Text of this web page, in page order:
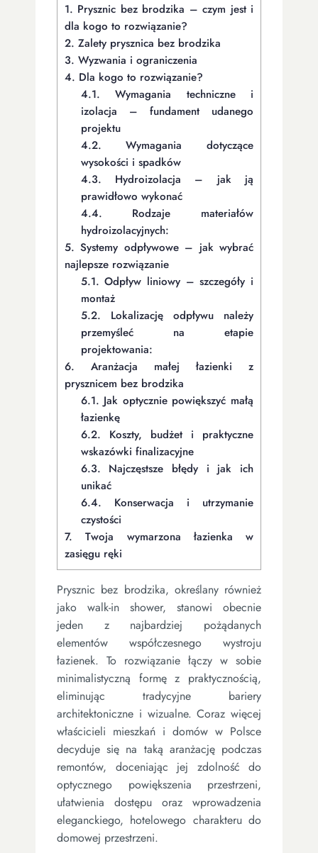
1. Prysznic bez brodzika – czym jest i
dla kogo to rozwiązanie?
2. Zalety prysznica bez brodzika
3. Wyzwania i ograniczenia
4. Dla kogo to rozwiązanie?
4.1. Wymagania techniczne i
izolacja – fundament udanego
projektu
4.2. Wymagania dotyczące
wysokości i spadków
4.3. Hydroizolacja – jak ją
prawidłowo wykonać
4.4. Rodzaje materiałów
hydroizolacyjnych:
5. Systemy odpływowe – jak wybrać
najlepsze rozwiązanie
5.1. Odpływ liniowy – szczegóły i
montaż
5.2. Lokalizację odpływu należy
przemyśleć na etapie
projektowania:
6. Aranżacja małej łazienki z
prysznicem bez brodzika
6.1. Jak optycznie powiększyć małą
łazienkę
6.2. Koszty, budżet i praktyczne
wskazówki finalizacyjne
6.3. Najczęstsze błędy i jak ich
unikać
6.4. Konserwacja i utrzymanie
czystości
7. Twoja wymarzona łazienka w
zasięgu ręki
Prysznic bez brodzika, określany również
jako walk-in shower, stanowi obecnie
jeden z najbardziej pożądanych
elementów współczesnego wystroju
łazienek. To rozwiązanie łączy w sobie
minimalistyczną formę z praktycznością,
eliminując tradycyjne bariery
architektoniczne i wizualne. Coraz więcej
właścicieli mieszkań i domów w Polsce
decyduje się na taką aranżację podczas
remontów, doceniając jej zdolność do
optycznego powiększenia przestrzeni,
ułatwienia dostępu oraz wprowadzenia
eleganckiego, hotelowego charakteru do
domowej przestrzeni.